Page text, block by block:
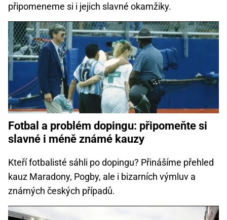
připomeneme si i jejich slavné okamžiky.
Fotbal a problém dopingu: připomeňte si
slavné i méně známé kauzy
Kteří fotbalisté sáhli po dopingu? Přinášíme přehled
kauz Maradony, Pogby, ale i bizarních výmluv a
známých českých případů.